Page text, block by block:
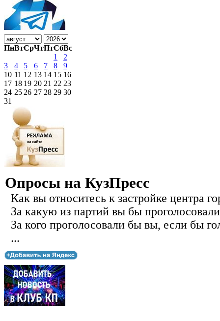
ПнВтСрЧтПтСбВс
1
2
3
4 5 6 7 8
9
10 11 12 13 14 15 16
17 18 19 20 21 22 23
24 25 26 27 28 29 30
31
Опросы на КузПресс
Как вы относитесь к застройке центра
За какую из партий вы бы
За кого проголосовали бы вы, если бы
...